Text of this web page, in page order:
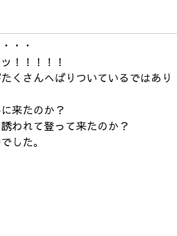
・・
！！！！！
くさんへばりついているではあり
来たのか？
われて登って来たのか？
した。